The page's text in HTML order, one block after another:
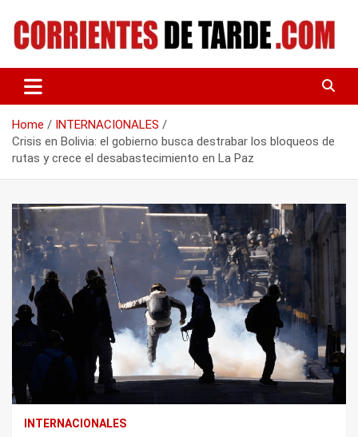
content
CORRIENTES DE TARDE
Home
INTERNACIONALES
Crisis en Bolivia: el gobierno busca destrabar los bloqueos de
rutas y crece el desabastecimiento en La Paz
INTERNACIONALES